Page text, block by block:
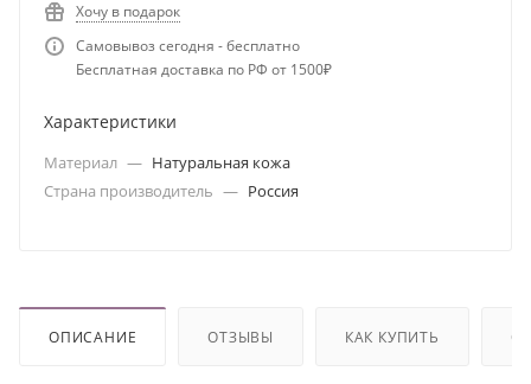
Хочу в подарок
Самовывоз сегодня - бесплатно
Бесплатная доставка по РФ от 1500₽
Характеристики
Материал — Натуральная кожа
Страна производитель — Россия
ОПИСАНИЕ ОТЗЫВЫ КАК КУПИТЬ